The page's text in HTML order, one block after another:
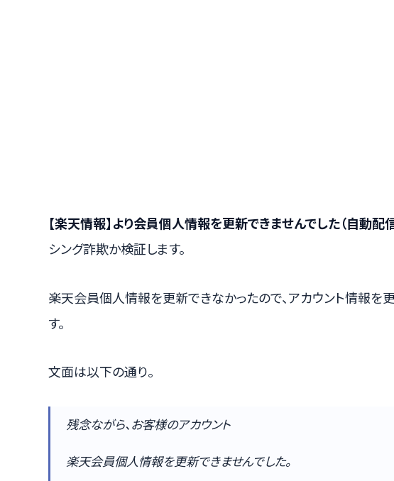
【楽天情報】より会員個人情報を更新できませんでした（自動配
シング詐欺か検証します。
楽天会員個人情報を更新できなかったので、アカウント情報を
す。
文面は以下の通り。
残念ながら、お客様のアカウント
楽天会員個人情報を更新できませんでした。